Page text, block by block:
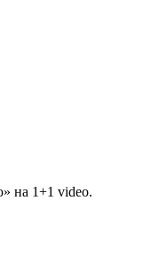
на 1+1 video.